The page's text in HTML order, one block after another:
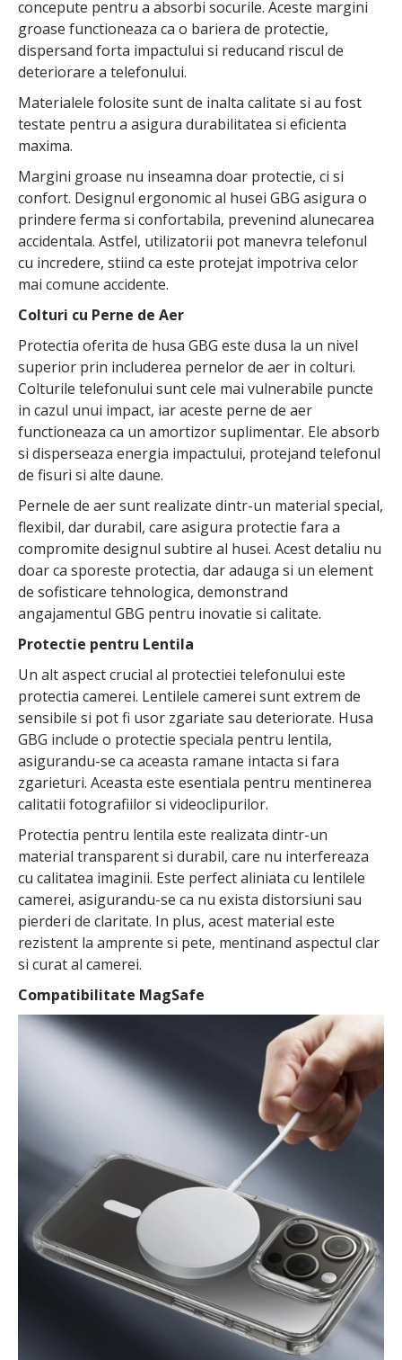
concepute pentru a absorbi socurile. Aceste margini
groase functioneaza ca o bariera de protectie,
dispersand forta impactului si reducand riscul de
deteriorare a telefonului.
Materialele folosite sunt de inalta calitate si au fost
testate pentru a asigura durabilitatea si eficienta
maxima.
Margini groase nu inseamna doar protectie, ci si
confort. Designul ergonomic al husei GBG asigura o
prindere ferma si confortabila, prevenind alunecarea
accidentala. Astfel, utilizatorii pot manevra telefonul
cu incredere, stiind ca este protejat impotriva celor
mai comune accidente.
Colturi cu Perne de Aer
Protectia oferita de husa GBG este dusa la un nivel
superior prin includerea pernelor de aer in colturi.
Colturile telefonului sunt cele mai vulnerabile puncte
in cazul unui impact, iar aceste perne de aer
functioneaza ca un amortizor suplimentar. Ele absorb
si disperseaza energia impactului, protejand telefonul
de fisuri si alte daune.
Pernele de aer sunt realizate dintr-un material special,
flexibil, dar durabil, care asigura protectie fara a
compromite designul subtire al husei. Acest detaliu nu
doar ca sporeste protectia, dar adauga si un element
de sofisticare tehnologica, demonstrand
angajamentul GBG pentru inovatie si calitate.
Protectie pentru Lentila
Un alt aspect crucial al protectiei telefonului este
protectia camerei. Lentilele camerei sunt extrem de
sensibile si pot fi usor zgariate sau deteriorate. Husa
GBG include o protectie speciala pentru lentila,
asigurandu-se ca aceasta ramane intacta si fara
zgarieturi. Aceasta este esentiala pentru mentinerea
calitatii fotografiilor si videoclipurilor.
Protectia pentru lentila este realizata dintr-un
material transparent si durabil, care nu interfereaza
cu calitatea imaginii. Este perfect aliniata cu lentilele
camerei, asigurandu-se ca nu exista distorsiuni sau
pierderi de claritate. In plus, acest material este
rezistent la amprente si pete, mentinand aspectul clar
si curat al camerei.
Compatibilitate MagSafe